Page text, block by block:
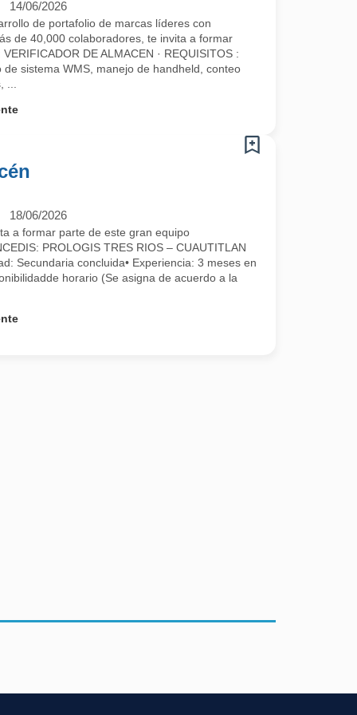
14/06/2026
de portafolio de marcas líderes con
de 40,000 colaboradores, te invita a formar
DE ALMACEN · REQUISITOS :
sistema WMS, manejo de handheld, conteo
18/06/2026
a formar parte de este gran equipo
PROLOGIS TRES RIOS – CUAUTITLAN
Secundaria concluida• Experiencia: 3 meses en
horario (Se asigna de acuerdo a la